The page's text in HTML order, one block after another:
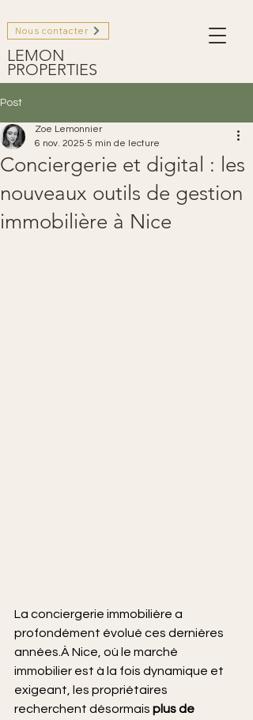
LEMON
PROPERTIES
Nous contacter
Post
Conciergerie et digital : les
nouveaux outils de gestion
immobilière à Nice
Zoe Lemonnier
6 nov. 2025 5 min de lecture
La conciergerie immobilière a
profondément évolué ces dernières
années.À Nice, où le marché
immobilier est à la fois dynamique et
exigeant, les propriétaires
recherchent désormais plus de